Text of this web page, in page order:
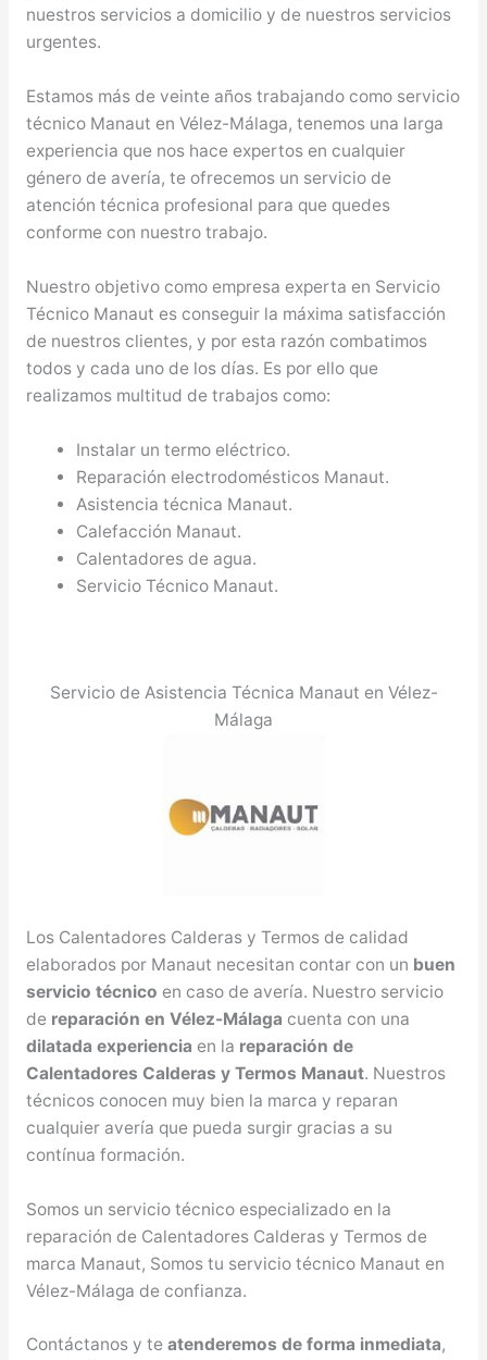
nuestros servicios a domicilio y de nuestros servicios
urgentes.
Estamos más de veinte años trabajando como servicio
técnico Manaut en Vélez-Málaga, tenemos una larga
experiencia que nos hace expertos en cualquier
género de avería, te ofrecemos un servicio de
atención técnica profesional para que quedes
conforme con nuestro trabajo.
Nuestro objetivo como empresa experta en Servicio
Técnico Manaut es conseguir la máxima satisfacción
de nuestros clientes, y por esta razón combatimos
todos y cada uno de los días. Es por ello que
realizamos multitud de trabajos como:
Instalar un termo eléctrico.
Reparación electrodomésticos Manaut.
Asistencia técnica Manaut.
Calefacción Manaut.
Calentadores de agua.
Servicio Técnico Manaut.
Servicio de Asistencia Técnica Manaut en Vélez-
Málaga
Los Calentadores Calderas y Termos de calidad
elaborados por Manaut necesitan contar con un buen
servicio técnico en caso de avería. Nuestro servicio
de reparación en Vélez-Málaga cuenta con una
dilatada experiencia en la reparación de
Calentadores Calderas y Termos Manaut. Nuestros
técnicos conocen muy bien la marca y reparan
cualquier avería que pueda surgir gracias a su
contínua formación.
Somos un servicio técnico especializado en la
reparación de Calentadores Calderas y Termos de
marca Manaut, Somos tu servicio técnico Manaut en
Vélez-Málaga de confianza.
Contáctanos y te atenderemos de forma inmediata,